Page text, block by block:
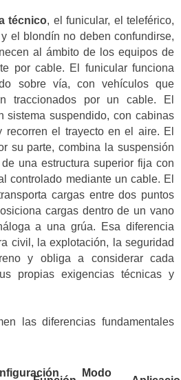
técnico, el funicular, el teleférico,
el blondín no deben confundirse,
al ámbito de los equipos de
por cable. El funicular funciona
sobre vía, con vehículos que
traccionados por un cable. El
sistema suspendido, con cabinas
el trayecto en el aire. El
su parte, combina la suspensión
una estructura superior fija con
controlado mediante un cable. El
cargas entre dos puntos
cargas dentro de un vano
a una grúa. Esa diferencia
civil, la explotación, la seguridad
y obliga a considerar cada
propias exigencias técnicas y
las diferencias fundamentales
Modo